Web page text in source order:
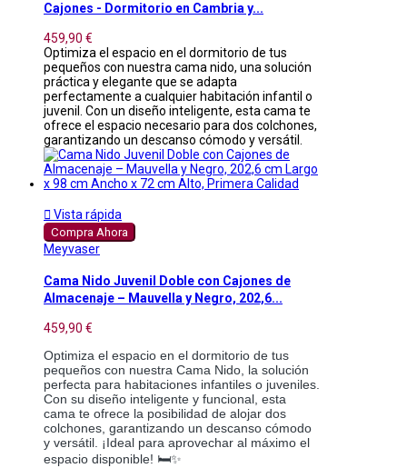
Cajones - Dormitorio en Cambria y...
459,90 €
Optimiza el espacio en el dormitorio de tus
pequeños con nuestra cama nido, una solución
práctica y elegante que se adapta
perfectamente a cualquier habitación infantil o
juvenil. Con un diseño inteligente, esta cama te
ofrece el espacio necesario para dos colchones,
garantizando un descanso cómodo y versátil.
 Vista rápida
Compra Ahora
Meyvaser
Cama Nido Juvenil Doble con Cajones de
Almacenaje – Mauvella y Negro, 202,6...
459,90 €
Optimiza el espacio en el dormitorio de tus
pequeños con nuestra Cama Nido, la solución
perfecta para habitaciones infantiles o juveniles.
Con su diseño inteligente y funcional, esta
cama te ofrece la posibilidad de alojar dos
colchones, garantizando un descanso cómodo
y versátil. ¡Ideal para aprovechar al máximo el
espacio disponible! 🛏️✨